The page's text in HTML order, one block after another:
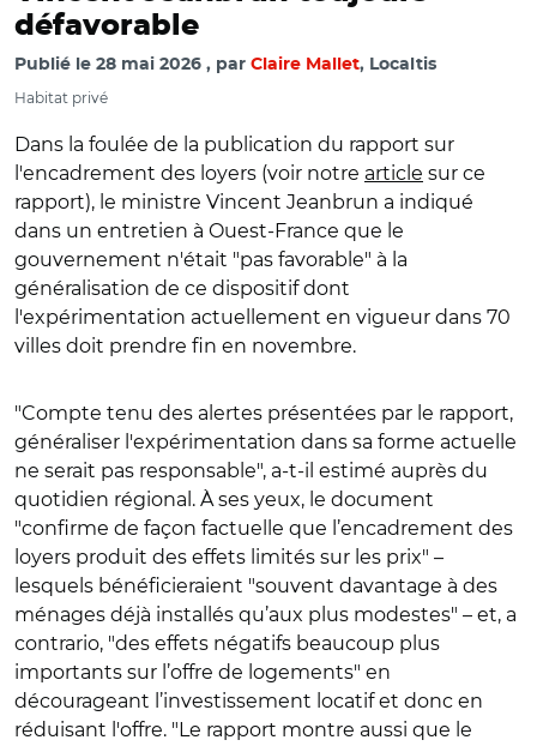
défavorable
Publié le 28 mai 2026 par Claire Mallet, Localtis
Habitat privé
Dans la foulée de la publication du rapport sur
l'encadrement des loyers (voir notre article sur ce
rapport), le ministre Vincent Jeanbrun a indiqué
dans un entretien à Ouest-France que le
gouvernement n'était "pas favorable" à la
généralisation de ce dispositif dont
l'expérimentation actuellement en vigueur dans 70
villes doit prendre fin en novembre.
"Compte tenu des alertes présentées par le rapport,
généraliser l'expérimentation dans sa forme actuelle
ne serait pas responsable", a-t-il estimé auprès du
quotidien régional. À ses yeux, le document
"confirme de façon factuelle que l’encadrement des
loyers produit des effets limités sur les prix" –
lesquels bénéficieraient "souvent davantage à des
ménages déjà installés qu’aux plus modestes" – et, a
contrario, "des effets négatifs beaucoup plus
importants sur l’offre de logements" en
décourageant l’investissement locatif et donc en
réduisant l'offre. "Le rapport montre aussi que le